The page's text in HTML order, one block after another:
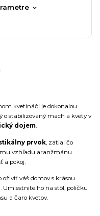
kvetináči je dokonalou
o stabilizovaný mach a kvety v
dojem.
prvok, zatiaľ čo
vzhľadu aranžmánu.
a pokoj.
váš domov s krásou
Umiestnite ho na stôl, poličku
a čaro kvetov.